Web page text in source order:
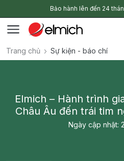
Bảo hành lên đến 24
Trang chủ Sự kiện - báo chí
Elmich – Hành trình
Châu Âu đến trái tim
Ngày cập nhật: